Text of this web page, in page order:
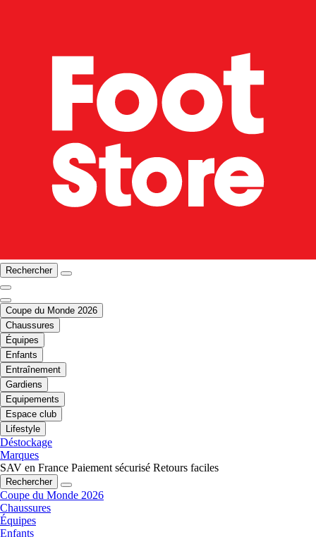
Rechercher
Coupe du Monde 2026
Chaussures
Équipes
Enfants
Entraînement
Gardiens
Equipements
Espace club
Lifestyle
Déstockage
Marques
SAV en France Paiement sécurisé Retours faciles
Rechercher
Coupe du Monde 2026
Chaussures
Équipes
Enfants